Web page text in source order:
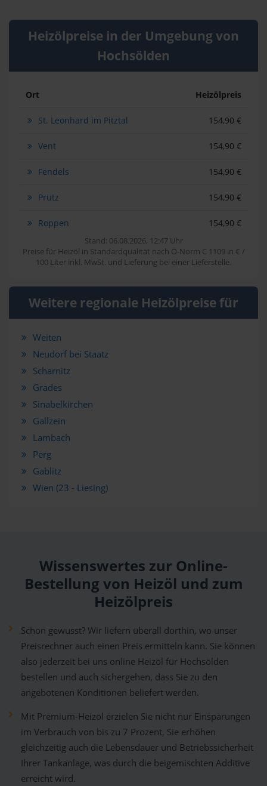
Heizölpreise in der Umgebung von
Hochsölden
Ort Heizölpreis
St. Leonhard im Pitztal 154,90 €
Vent 154,90 €
Fendels 154,90 €
Prutz 154,90 €
Roppen 154,90 €
Stand: 06.08.2026, 12:47 Uhr
Preise für Heizöl in Standardqualität nach Ö-Norm C 1109 in € /
100 Liter inkl. MwSt. und Lieferung bei einer Lieferstelle.
Weitere regionale Heizölpreise für
Weiten
Neudorf bei Staatz
Scharnitz
Grades
Sinabelkirchen
Gallzein
Lambach
Perg
Gablitz
Wien (23 - Liesing)
Wissenswertes zur Online-
Bestellung von Heizöl und zum
Heizölpreis
Schon gewusst? Wir liefern überall dorthin, wo unser
Preisrechner auch einen Preis ermitteln kann. Sie können
also jederzeit bei uns online Heizöl für Hochsölden
bestellen und auch sichergehen, dass Sie zu den
angebotenen Konditionen beliefert werden.
Mit Premium-Heizöl erzielen Sie nicht nur Einsparungen
im Verbrauch von bis zu 7 Prozent, Sie erhöhen
gleichzeitig auch die Lebensdauer und Betriebssicherheit
Ihrer Tankanlage, was durch die beigemischten Additive
erreicht wird.